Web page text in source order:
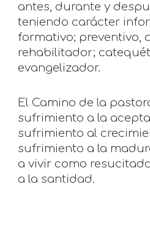
antes, durante y
teniendo carácter
formativo; preventivo,
rehabilitador;
evangelizador.
El Camino de la
sufrimiento a la
sufrimiento al
sufrimiento a la
a vivir como
a la santidad.